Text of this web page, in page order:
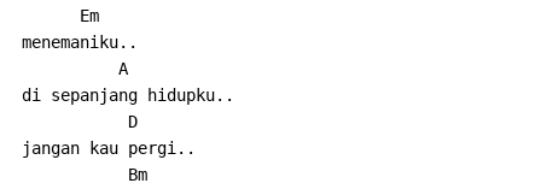
       Em
menemaniku..
           A
di sepanjang hidupku..
            D
jangan kau pergi..
            Bm